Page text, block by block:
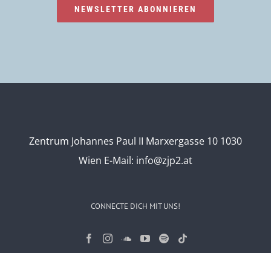
NEWSLETTER ABONNIEREN
Zentrum Johannes Paul II Marxergasse 10 1030
Wien E-Mail: info@zjp2.at
CONNECTE DICH MIT UNS!